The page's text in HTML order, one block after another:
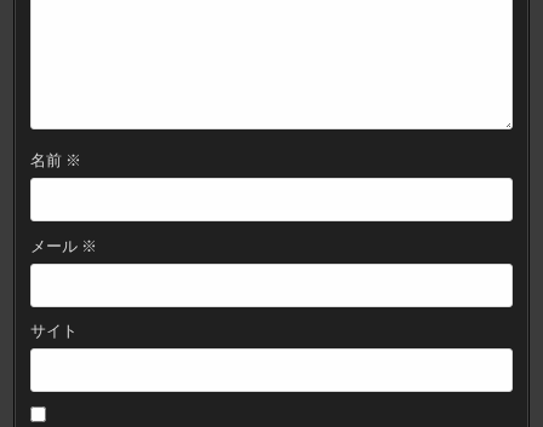
名前 ※
メール ※
サイト